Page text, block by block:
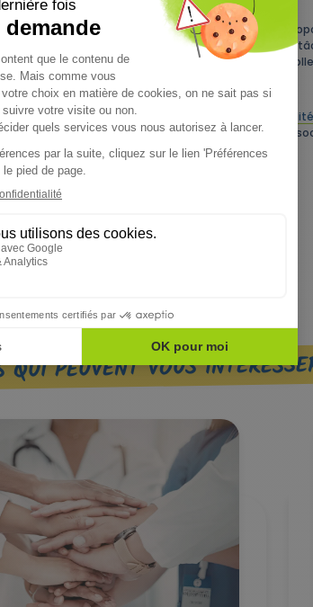
dans cette même logique de modernisation. Ils
usager(ère)s, tout en inversant la délégation des
de ces approches novatrices dans certaines
l’engagement des agents.
transformation publique, visent à améliorer la
plus efficace et en phase avec les besoins de la
PEUVENT VOUS